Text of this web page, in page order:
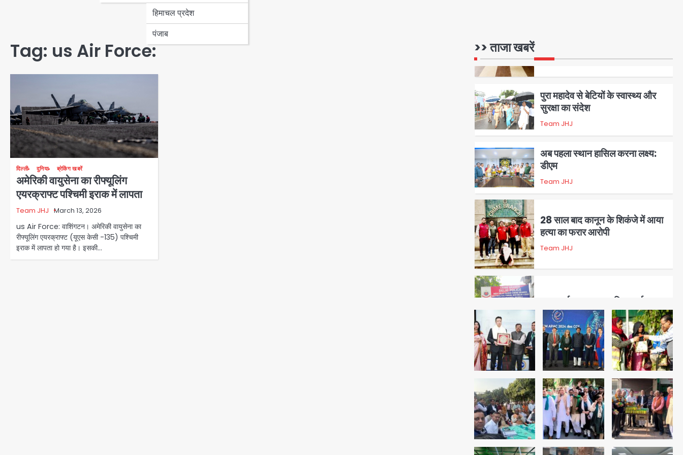
हिमाचल प्रदेश
पंजाब
Tag: us Air Force:
दिल्ली दुनिया ब्रेकिंग खबरें
अमेरिकी वायुसेना का रीफ्यूलिंग
एयरक्राफ्ट पश्चिमी इराक में लापता
Team JHJ March 13, 2026
us Air Force: वाशिंगटन। अमेरिकी वायुसेना का
रीफ्यूलिंग एयरक्राफ्ट (यूएस केसी -135) पश्चिमी
इराक में लापता हो गया है। इसकी…
>> ताजा खबरें
5
1
पुरा महादेव से बेटियों के स्वास्थ्य और
सुरक्षा का संदेश
Team JHJ
2
अब पहला स्थान हासिल करना लक्ष्य:
डीएम
Team JHJ
3
28 साल बाद कानून के शिकंजे में आया
हत्या का फरार आरोपी
Team JHJ
4
डबल मर्डर का मुख्य साजिशकर्ता
क्राइम ब्रांच के हत्थे
Team JHJ
5
रोहित चौधरी गैंग का कुख्यात बदमाश
राजस्थान से गिरफ्तार
Team JHJ